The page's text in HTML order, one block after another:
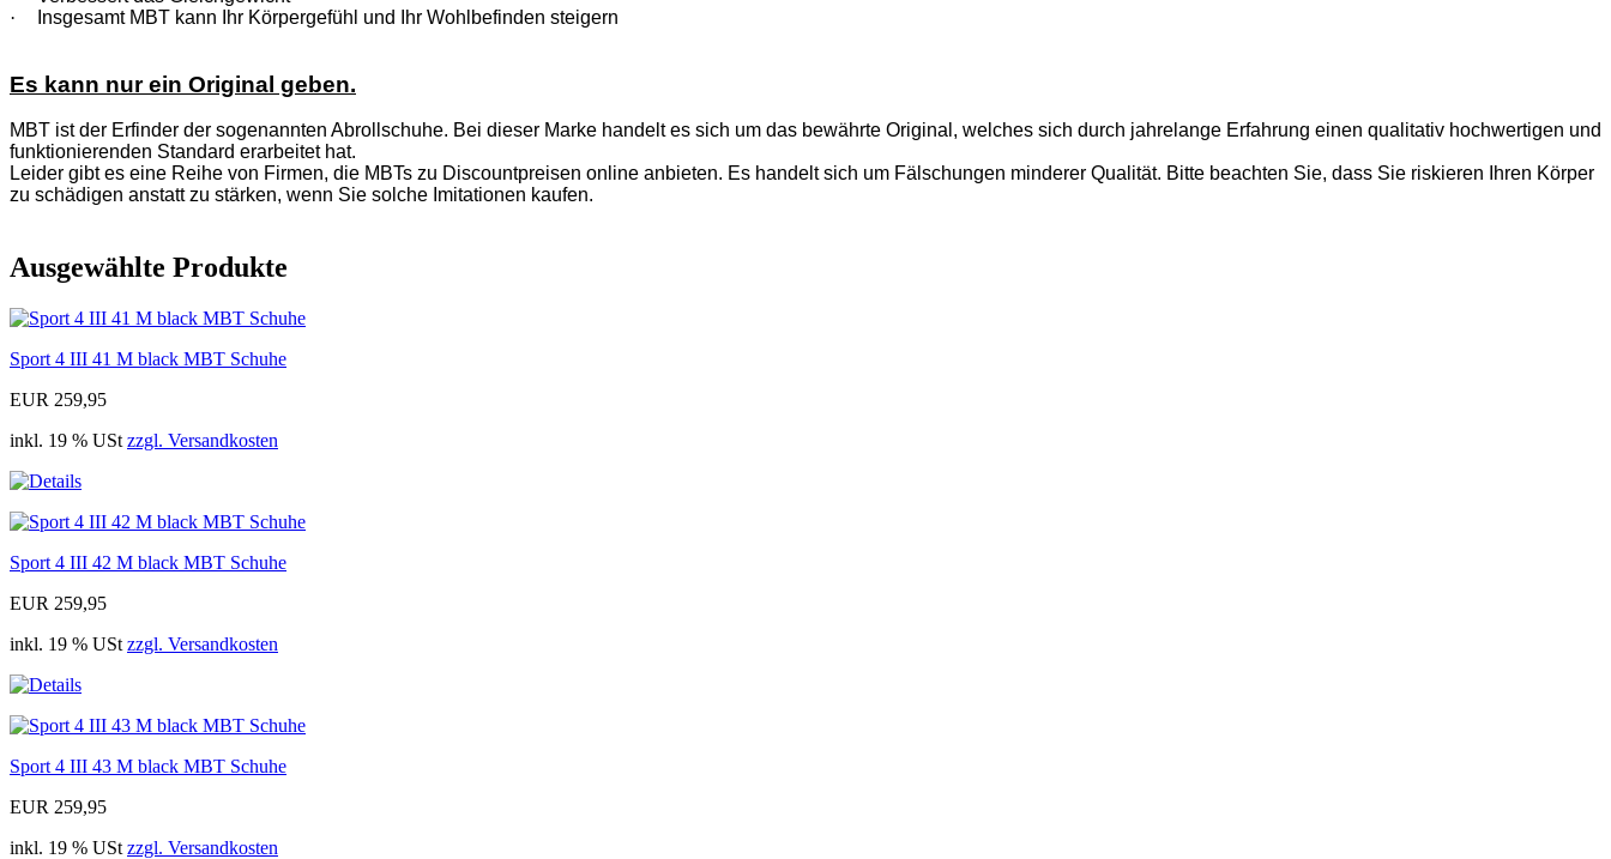
·
Insgesamt MBT kann Ihr Körpergefühl und Ihr Wohlbefinden steigern
Es kann nur ein Original geben.
MBT ist der Erfinder der sogenannten Abrollschuhe. Bei dieser Marke handelt es sich um das bewährte Original, welches sich durch jahrelange Erfahrung einen qualitativ hochwertigen und
funktionierenden Standard erarbeitet hat.
Leider gibt es eine Reihe von Firmen, die MBTs zu Discountpreisen online anbieten. Es handelt sich um Fälschungen minderer Qualität. Bitte beachten Sie, dass Sie riskieren Ihren Körper
zu schädigen anstatt zu stärken, wenn Sie solche Imitationen kaufen.
Ausgewählte Produkte
Sport 4 III 41 M black MBT Schuhe
EUR 259,95
inkl. 19 % USt zzgl. Versandkosten
Sport 4 III 42 M black MBT Schuhe
EUR 259,95
inkl. 19 % USt zzgl. Versandkosten
Sport 4 III 43 M black MBT Schuhe
EUR 259,95
inkl. 19 % USt zzgl. Versandkosten